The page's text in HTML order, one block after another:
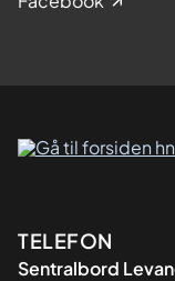
TELEFON
Sentralbord